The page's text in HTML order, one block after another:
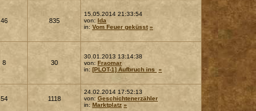
46 835
15.05.2014 21:33:54
von: Ida
in: Vom Feuer geküsst »
8 30
30.01.2013 13:14:38
von: Fraomar
in: [PLOT-1] Aufbruch ins »
54 1118
24.02.2014 17:52:13
von: Geschichtenerzähler
in: Marktplatz »